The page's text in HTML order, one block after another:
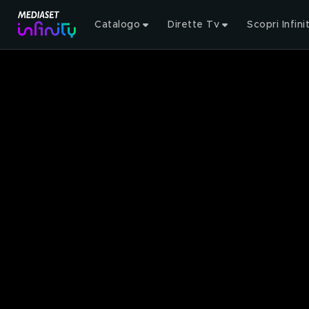
Catalogo Dirette Tv Scopri